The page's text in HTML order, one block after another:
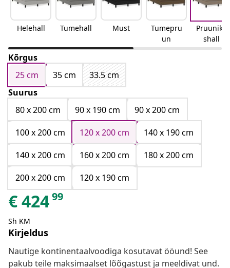
Helehall Tumehall Must
Tumepru
un
Pruunika
shall
Kõrgus
25 cm
35 cm
33.5 cm
Suurus
80 x 200 cm
90 x 190 cm
90 x 200 cm
100 x 200 cm
120 x 200 cm
140 x 190 cm
140 x 200 cm
160 x 200 cm
180 x 200 cm
200 x 200 cm
120 x 190 cm
€42499
Sh KM
Kirjeldus
Nautige kontinentaalvoodiga kosutavat ööund! See
pakub teile maksimaalset lõõgastust ja meeldivat und.